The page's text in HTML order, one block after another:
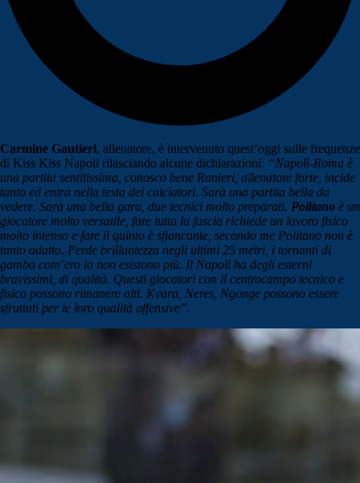
Carmine Gautieri, allenatore, è intervenuto quest’oggi sulle frequenze
di Kiss Kiss Napoli rilasciando alcune dichiarazioni: “Napoli-Roma è
una partita sentitissima, conosco bene Ranieri, allenatore forte, incide
tanto ed entra nella testa dei calciatori. Sarà una partita bella da
vedere. Sarà una bella gara, due tecnici molto preparati. Politano è un
giocatore molto versatile, fare tutta la fascia richiede un lavoro fisico
molto intenso e fare il quinto è sfiancante, secondo me Politano non è
tanto adatto. Perde brillantezza negli ultimi 25 metri, i tornanti di
gamba com’ero io non esistono più. Il Napoli ha degli esterni
bravissimi, di qualità. Questi giocatori con il centrocampo tecnico e
fisico possono rimanere alti. Kvara, Neres, Ngonge possono essere
sfruttati per le loro qualità offensive”.